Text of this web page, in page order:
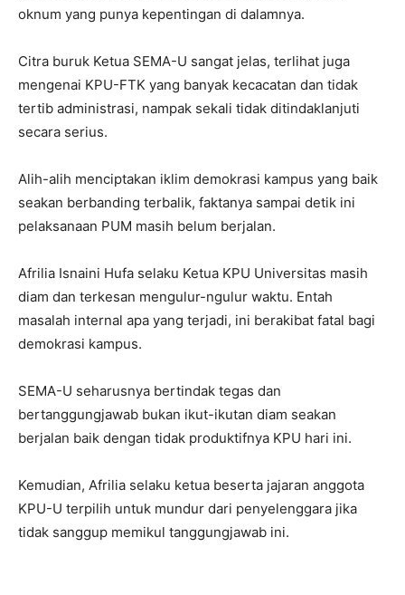
oknum yang punya kepentingan di dalamnya.
Citra buruk Ketua SEMA-U sangat jelas, terlihat juga
mengenai KPU-FTK yang banyak kecacatan dan tidak
tertib administrasi, nampak sekali tidak ditindaklanjuti
secara serius.
Alih-alih menciptakan iklim demokrasi kampus yang baik
seakan berbanding terbalik, faktanya sampai detik ini
pelaksanaan PUM masih belum berjalan.
Afrilia Isnaini Hufa selaku Ketua KPU Universitas masih
diam dan terkesan mengulur-ngulur waktu. Entah
masalah internal apa yang terjadi, ini berakibat fatal bagi
demokrasi kampus.
SEMA-U seharusnya bertindak tegas dan
bertanggungjawab bukan ikut-ikutan diam seakan
berjalan baik dengan tidak produktifnya KPU hari ini.
Kemudian, Afrilia selaku ketua beserta jajaran anggota
KPU-U terpilih untuk mundur dari penyelenggara jika
tidak sanggup memikul tanggungjawab ini.